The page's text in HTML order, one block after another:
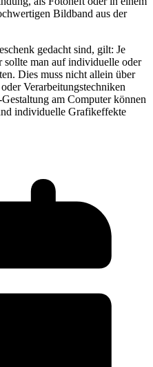
Bildband aus der
gedacht sind, gilt: Je
sollte man auf individuelle oder
Dies muss nicht allein über
Verarbeitungstechniken
am Computer können
individuelle Grafikeffekte